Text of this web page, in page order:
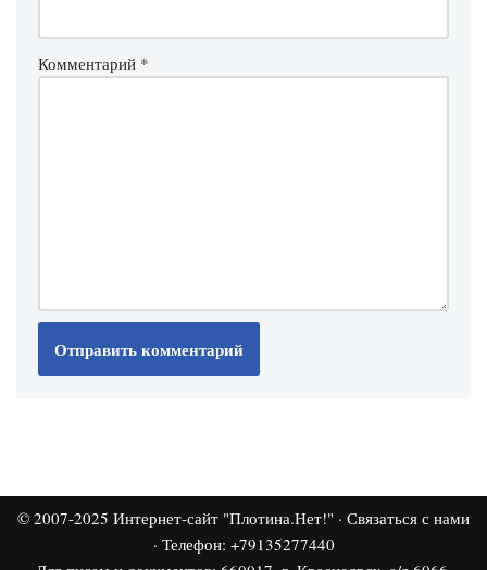
Комментарий *
© 2007-2025 Интернет-сайт "Плотина.Нет!" · Связаться с нами
· Телефон: +79135277440